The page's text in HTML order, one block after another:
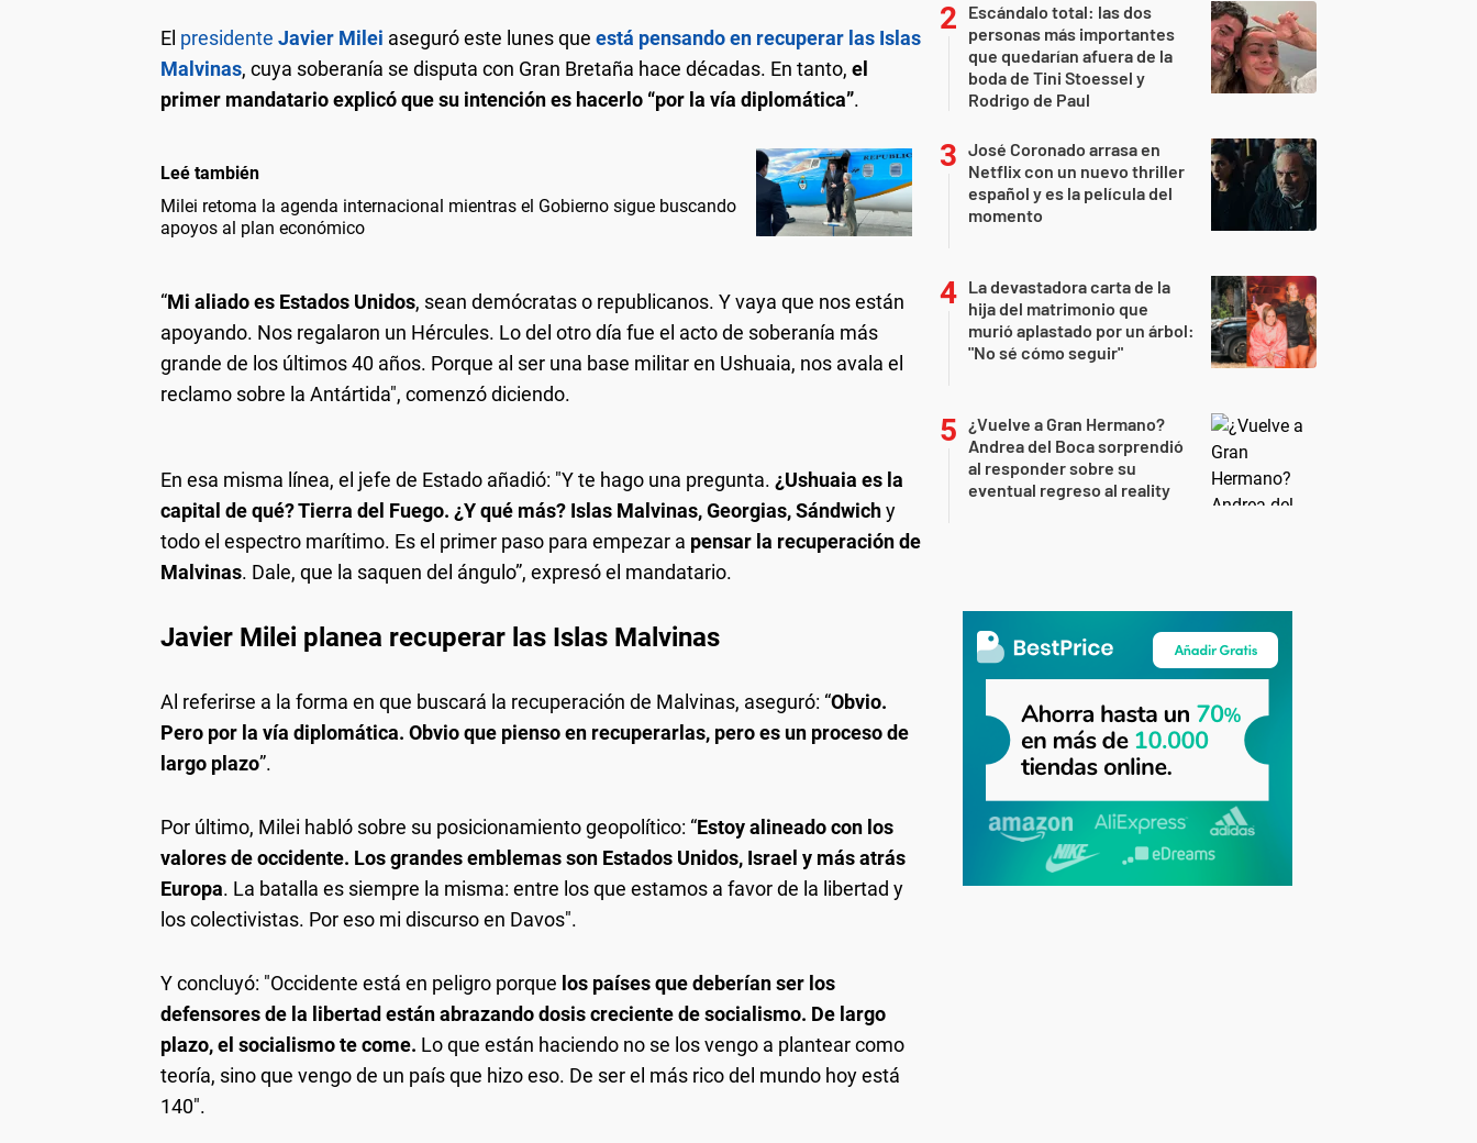
El presidente Javier Milei aseguró este lunes que está pensando en recuperar las Islas
Malvinas, cuya soberanía se disputa con Gran Bretaña hace décadas. En tanto, el
primer mandatario explicó que su intención es hacerlo “por la vía diplomática”.
Leé también
Milei retoma la agenda internacional mientras el Gobierno sigue buscando
apoyos al plan económico
“Mi aliado es Estados Unidos, sean demócratas o republicanos. Y vaya que nos están
apoyando. Nos regalaron un Hércules. Lo del otro día fue el acto de soberanía más
grande de los últimos 40 años. Porque al ser una base militar en Ushuaia, nos avala el
reclamo sobre la Antártida", comenzó diciendo.
En esa misma línea, el jefe de Estado añadió: "Y te hago una pregunta. ¿Ushuaia es la
capital de qué? Tierra del Fuego. ¿Y qué más? Islas Malvinas, Georgias, Sándwichy
todo el espectro marítimo. Es el primer paso para empezar a pensar la recuperación de
Malvinas. Dale, que la saquen del ángulo”, expresó el mandatario.
Javier Milei planea recuperar las Islas Malvinas
Al referirse a la forma en que buscará la recuperación de Malvinas, aseguró: “Obvio.
Pero por la vía diplomática. Obvio que pienso en recuperarlas, pero es un proceso de
largo plazo”.
Por último, Milei habló sobre su posicionamiento geopolítico: “Estoy alineado con los
valores de occidente. Los grandes emblemas son Estados Unidos, Israel y más atrás
Europa. La batalla es siempre la misma: entre los que estamos a favor de la libertad y
los colectivistas. Por eso mi discurso en Davos".
Y concluyó: "Occidente está en peligro porque los países que deberían ser los
defensores de la libertad están abrazando dosis creciente de socialismo. De largo
plazo, el socialismo te come. Lo que están haciendo no se los vengo a plantear como
teoría, sino que vengo de un país que hizo eso. De ser el más rico del mundo hoy está
140″.
Escándalo total: las dos
personas más importantes
que quedarían afuera de la
boda de Tini Stoessel y
Rodrigo de Paul
José Coronado arrasa en
Netflix con un nuevo thriller
español y es la película del
momento
La devastadora carta de la
hija del matrimonio que
murió aplastado por un árbol:
"No sé cómo seguir"
¿Vuelve a Gran Hermano?
Andrea del Boca sorprendió
al responder sobre su
eventual regreso al reality